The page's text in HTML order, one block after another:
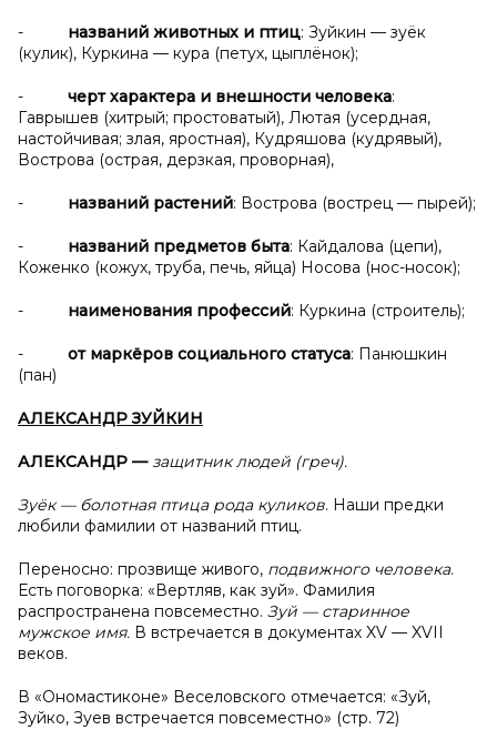
- названий животных и птиц: Зуйкин — зуёк
(кулик), Куркина — кура (петух, цыплёнок);
- черт характера и внешности человека:
Гаврышев (хитрый; простоватый), Лютая (усердная,
настойчивая; злая, яростная), Кудряшова (кудрявый),
Вострова (острая, дерзкая, проворная),
- названий растений: Вострова (вострец — пырей);
- названий предметов быта: Кайдалова (цепи),
Коженко (кожух, труба, печь, яйца) Носова (нос-носок);
- наименования профессий: Куркина (строитель);
- от маркёров социального статуса: Панюшкин
(пан)
АЛЕКСАНДР ЗУЙКИН
АЛЕКСАНДР — защитник людей (греч).
Зуёк — болотная птица рода куликов. Наши предки
любили фамилии от названий птиц.
Переносно: прозвище живого, подвижного человека.
Есть поговорка: «Вертляв, как зуй». Фамилия
распространена повсеместно. Зуй — старинное
мужское имя. В встречается в документах XV — XVII
веков.
В «Ономастиконе» Веселовского отмечается: «Зуй,
Зуйко, Зуев встречается повсеместно» (стр. 72)